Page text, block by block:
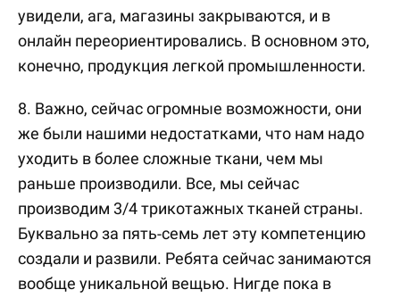
увидели, ага, магазины закрываются, и в
онлайн переориентировались. В основном это,
конечно, продукция легкой промышленности.
8. Важно, сейчас огромные возможности, они
же были нашими недостатками, что нам надо
уходить в более сложные ткани, чем мы
раньше производили. Все, мы сейчас
производим 3/4 трикотажных тканей страны.
Буквально за пять-семь лет эту компетенцию
создали и развили. Ребята сейчас занимаются
вообще уникальной вещью. Нигде пока в